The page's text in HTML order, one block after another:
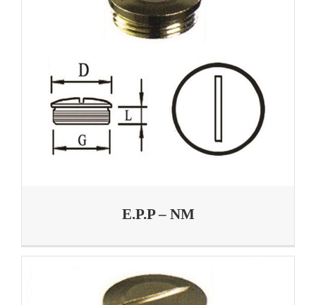
E.P.P – NM